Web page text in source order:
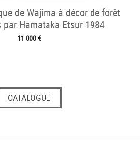
de Wajima à décor de forêt
par Hamataka Etsur 1984
11 000 €
CATALOGUE